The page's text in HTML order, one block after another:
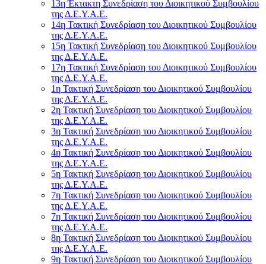
13η Έκτακτη Συνεδρίαση του Διοικητικού Συμβουλίου
της Δ.Ε.Υ.Α.Ε.
14η Τακτική Συνεδρίαση του Διοικητικού Συμβουλίου
της Δ.Ε.Υ.Α.Ε.
15η Τακτική Συνεδρίαση του Διοικητικού Συμβουλίου
της Δ.Ε.Υ.Α.Ε.
17η Τακτική Συνεδρίαση του Διοικητικού Συμβουλίου
της Δ.Ε.Υ.Α.Ε.
1η Τακτική Συνεδρίαση του Διοικητικού Συμβουλίου
της Δ.Ε.Υ.Α.Ε.
2η Τακτική Συνεδρίαση του Διοικητικού Συμβουλίου
της Δ.Ε.Υ.Α.Ε.
3η Τακτική Συνεδρίαση του Διοικητικού Συμβουλίου
της Δ.Ε.Υ.Α.Ε.
4η Τακτική Συνεδρίαση του Διοικητικού Συμβουλίου
της Δ.Ε.Υ.Α.Ε.
5η Τακτική Συνεδρίαση του Διοικητικού Συμβουλίου
της Δ.Ε.Υ.Α.Ε.
7η Τακτική Συνεδρίαση του Διοικητικού Συμβουλίου
της Δ.Ε.Υ.Α.Ε.
7η Τακτική Συνεδρίαση του Διοικητικού Συμβουλίου
της Δ.Ε.Υ.Α.Ε.
8η Τακτική Συνεδρίαση του Διοικητικού Συμβουλίου
της Δ.Ε.Υ.Α.Ε.
9η Τακτική Συνεδρίαση του Διοικητικού Συμβουλίου